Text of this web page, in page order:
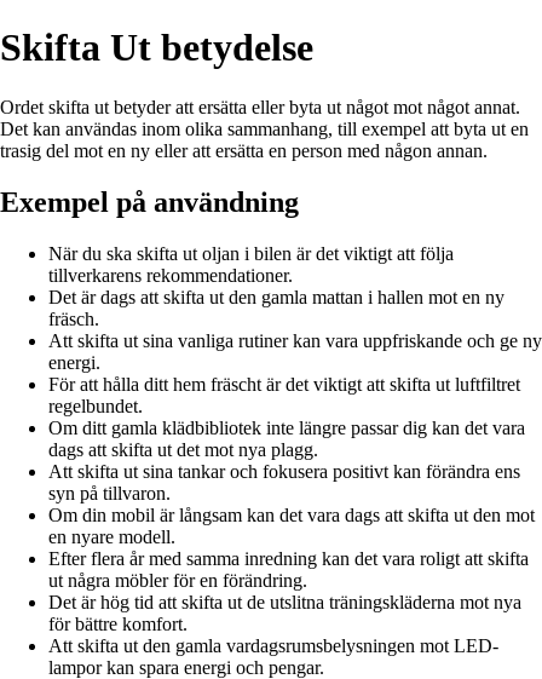
Skifta Ut betydelse
Ordet skifta ut betyder att ersätta eller byta ut något mot något annat.
Det kan användas inom olika sammanhang, till exempel att byta ut en
trasig del mot en ny eller att ersätta en person med någon annan.
Exempel på användning
När du ska skifta ut oljan i bilen är det viktigt att följa
tillverkarens rekommendationer.
Det är dags att skifta ut den gamla mattan i hallen mot en ny
fräsch.
Att skifta ut sina vanliga rutiner kan vara uppfriskande och ge ny
energi.
För att hålla ditt hem fräscht är det viktigt att skifta ut luftfiltret
regelbundet.
Om ditt gamla klädbibliotek inte längre passar dig kan det vara
dags att skifta ut det mot nya plagg.
Att skifta ut sina tankar och fokusera positivt kan förändra ens
syn på tillvaron.
Om din mobil är långsam kan det vara dags att skifta ut den mot
en nyare modell.
Efter flera år med samma inredning kan det vara roligt att skifta
ut några möbler för en förändring.
Det är hög tid att skifta ut de utslitna träningskläderna mot nya
för bättre komfort.
Att skifta ut den gamla vardagsrumsbelysningen mot LED-
lampor kan spara energi och pengar.